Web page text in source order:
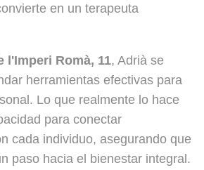
en un terapeuta
l'Imperi Romà, 11, Adrià se
herramientas efectivas para
Lo que realmente lo hace
para conectar
cada individuo, asegurando que
paso hacia el bienestar integral.